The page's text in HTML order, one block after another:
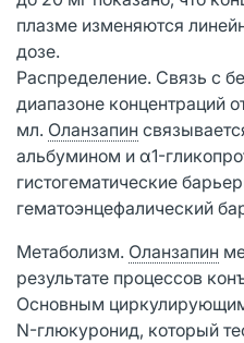
плазме изменяются
дозе.
Распределение. Связь с
диапазоне концентраций
мл. Оланзапин
альбумином и α1-
гистогематические
гематоэнцефалический
Метаболизм. Оланзапин
результате процессов
Основным
N-глюкуронид, который